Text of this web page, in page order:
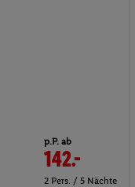
p.P. ab
142.-
2 Pers. / 5 Nächte